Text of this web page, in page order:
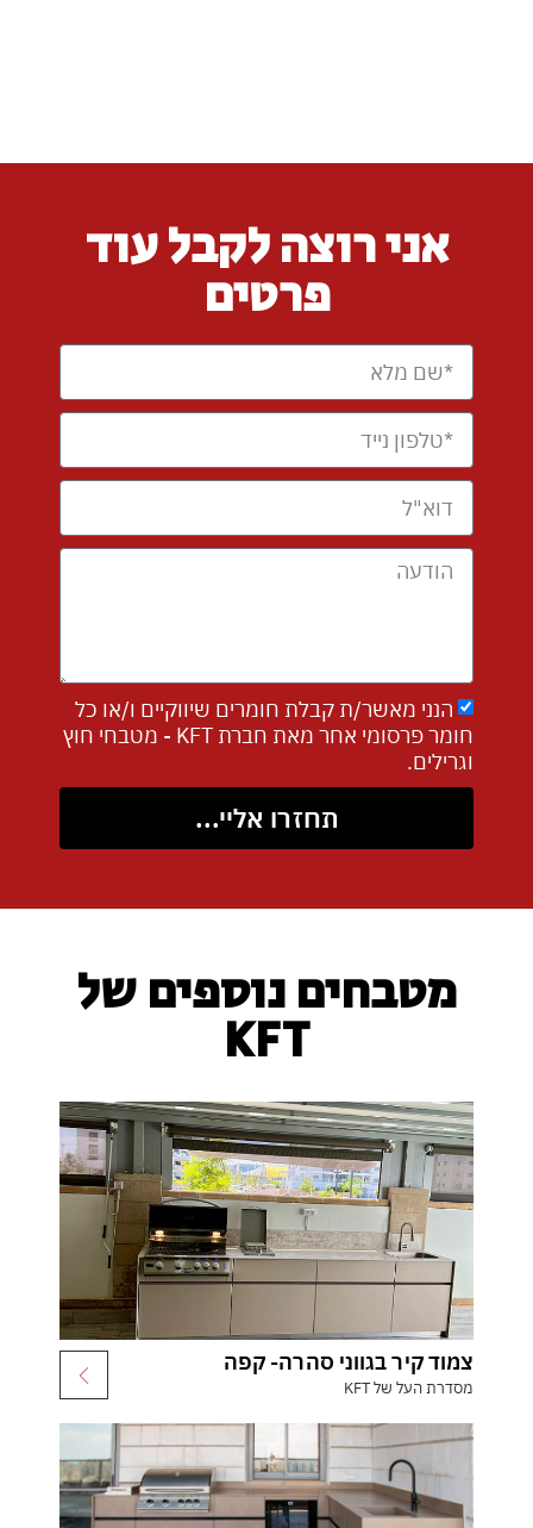
אני רוצה לקבל עוד
פרטים
הנני מאשר/ת קבלת חומרים שיווקיים ו/או כל
חומר פרסומי אחר מאת חברת KFT - מטבחי חוץ
וגרילים.
תחזרו אליי...
מטבחים נוספים של
KFT
צמוד קיר בגווני סהרה- קפה
מסדרת העל של KFT